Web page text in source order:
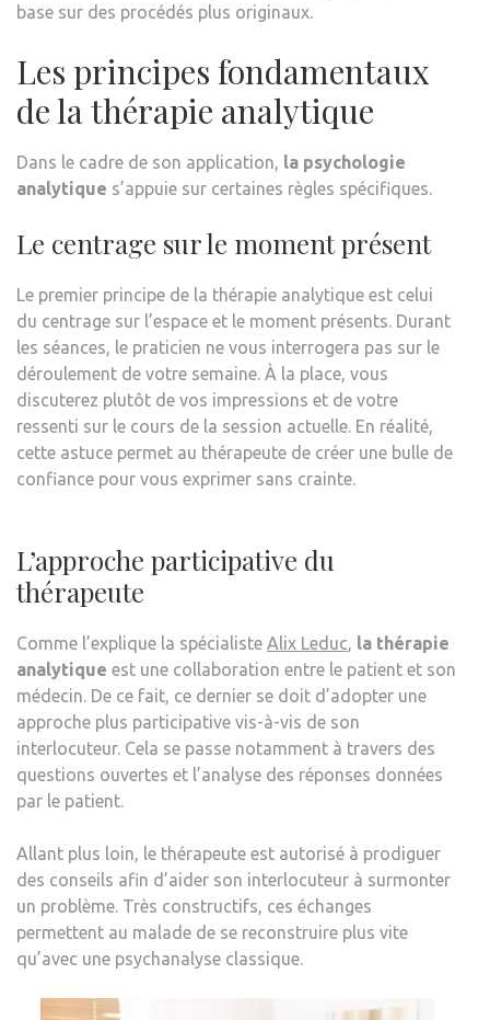
base sur des procédés plus originaux.
Les principes fondamentaux
de la thérapie analytique
Dans le cadre de son application, la psychologie
analytique s’appuie sur certaines règles spécifiques.
Le centrage sur le moment présent
Le premier principe de la thérapie analytique est celui
du centrage sur l’espace et le moment présents. Durant
les séances, le praticien ne vous interrogera pas sur le
déroulement de votre semaine. À la place, vous
discuterez plutôt de vos impressions et de votre
ressenti sur le cours de la session actuelle. En réalité,
cette astuce permet au thérapeute de créer une bulle de
confiance pour vous exprimer sans crainte.
L’approche participative du
thérapeute
Comme l’explique la spécialiste Alix Leduc, la thérapie
analytique est une collaboration entre le patient et son
médecin. De ce fait, ce dernier se doit d’adopter une
approche plus participative vis-à-vis de son
interlocuteur. Cela se passe notamment à travers des
questions ouvertes et l’analyse des réponses données
par le patient.
Allant plus loin, le thérapeute est autorisé à prodiguer
des conseils afin d’aider son interlocuteur à surmonter
un problème. Très constructifs, ces échanges
permettent au malade de se reconstruire plus vite
qu’avec une psychanalyse classique.